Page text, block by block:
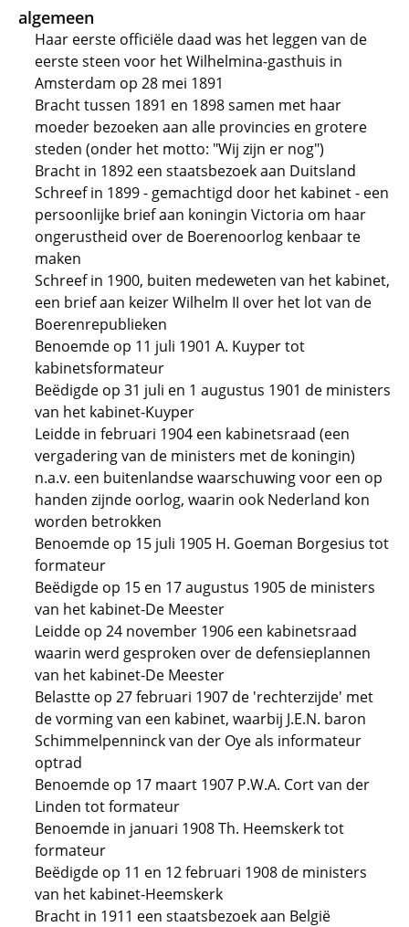
algemeen
Haar eerste officiële daad was het leggen van de
eerste steen voor het Wilhelmina-gasthuis in
Amsterdam op 28 mei 1891
Bracht tussen 1891 en 1898 samen met haar
moeder bezoeken aan alle provincies en grotere
steden (onder het motto: "Wij zijn er nog")
Bracht in 1892 een staatsbezoek aan Duitsland
Schreef in 1899 - gemachtigd door het kabinet - een
persoonlijke brief aan koningin Victoria om haar
ongerustheid over de Boerenoorlog kenbaar te
maken
Schreef in 1900, buiten medeweten van het kabinet,
een brief aan keizer Wilhelm II over het lot van de
Boerenrepublieken
Benoemde op 11 juli 1901 A. Kuyper tot
kabinetsformateur
Beëdigde op 31 juli en 1 augustus 1901 de ministers
van het kabinet-Kuyper
Leidde in februari 1904 een kabinetsraad (een
vergadering van de ministers met de koningin)
n.a.v. een buitenlandse waarschuwing voor een op
handen zijnde oorlog, waarin ook Nederland kon
worden betrokken
Benoemde op 15 juli 1905 H. Goeman Borgesius tot
formateur
Beëdigde op 15 en 17 augustus 1905 de ministers
van het kabinet-De Meester
Leidde op 24 november 1906 een kabinetsraad
waarin werd gesproken over de defensieplannen
van het kabinet-De Meester
Belastte op 27 februari 1907 de 'rechterzijde' met
de vorming van een kabinet, waarbij J.E.N. baron
Schimmelpenninck van der Oye als informateur
optrad
Benoemde op 17 maart 1907 P.W.A. Cort van der
Linden tot formateur
Benoemde in januari 1908 Th. Heemskerk tot
formateur
Beëdigde op 11 en 12 februari 1908 de ministers
van het kabinet-Heemskerk
Bracht in 1911 een staatsbezoek aan België